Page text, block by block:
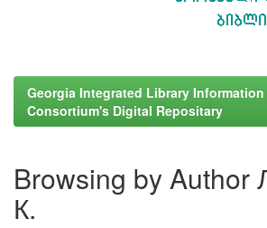
Georgia Integrated Library Information
Consortium's Digital Repositary
Browsing by Author
К.